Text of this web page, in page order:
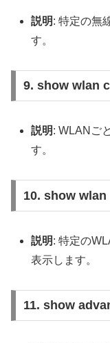
説明: 特定の無
す。
9. show wlan
説明: WLANご
す。
10. show
説明: 特定の
表示します。
11. show